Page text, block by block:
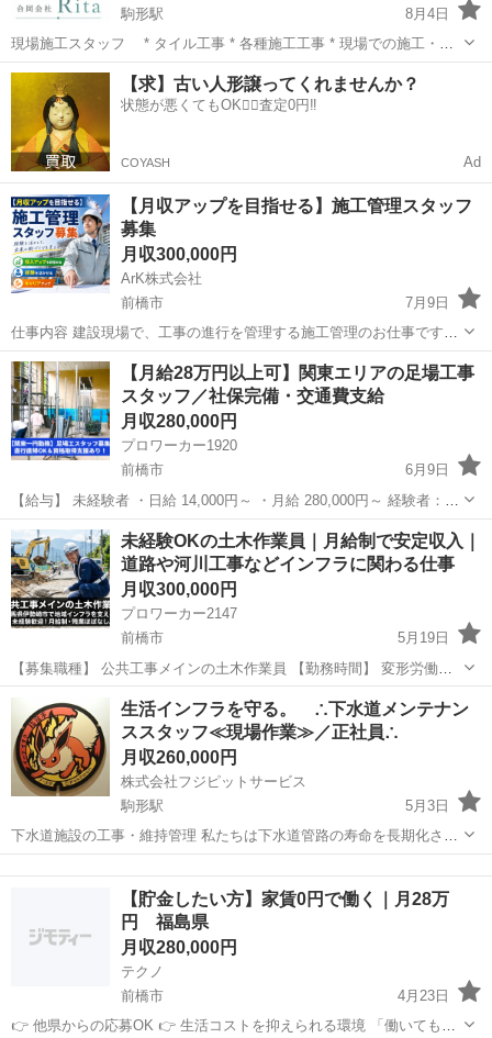
駒形駅
8月4日
現場施工スタッフ * タイル工事 * 各種施工工事 * 現場での施工・仕
上げ作業 * 資材の搬入・片付け 現場管理スタッフ * 現場に必要な資材
群馬 前橋市 駒形駅 土木 未経験
【求】古い人形譲ってくれませんか？
状態が悪くてもOK🙆‍♀️査定0円‼️
COYASH Ad
【月収アップを目指せる】施工管理スタッフ
募集
月収300,000円
ArK株式会社
前橋市
7月9日
仕事内容 建設現場で、工事の進行を管理する施工管理のお仕事です。
現場作業員として直接工事を行うのではなく、工事が予定通り進むよ
うに確認・調整するポジションです。 主な業務内容は以下の通りで
す。 ・工事ス...
群馬 前橋市 施工管理
【月給28万円以上可】関東エリアの足場工事
スタッフ／社保完備・交通費支給
月収280,000円
プロワーカー1920
前橋市
6月9日
【給与】 未経験者 ・日給 14,000円～ ・月給 280,000円～ 経験者：要
相談（スキルや経験を考慮） ※一人親方・協力会社も募集中（常用単
価：20,000円） 【募集職種】 足場工事スタッ...
群馬 前橋市 その他 未経験
未経験OKの土木作業員｜月給制で安定収入｜
道路や河川工事などインフラに関わる仕事
月収300,000円
プロワーカー2147
前橋市
5月19日
【募集職種】 公共工事メインの土木作業員 【勤務時間】 変形労働時
間制（1年単位） ＜月～金＞ 8:00～17:00（休憩120分） ＜土曜日＞
8:00～14:30（休憩60分） ※時間外労...
その他
生活インフラを守る。 ∴下水道メンテナン
ススタッフ≪現場作業≫／正社員∴
月収260,000円
株式会社フジピットサービス
駒形駅
5月3日
下水道施設の工事・維持管理 私たちは下水道管路の寿命を長期化させ
る事業を行っています。 下水道管の清掃、調査、補修・更生により下
水道の老朽化が起因とする道路陥没事故などの重大事故の未然防止、
また近年では下水道管やマン...【貯金したい方】家賃0円で働く｜月28万
円 福島県
月収280,000円
テクノ
前橋市
4月23日
👉 他県からの応募OK 👉 生活コストを抑えられる環境 「働いてもお